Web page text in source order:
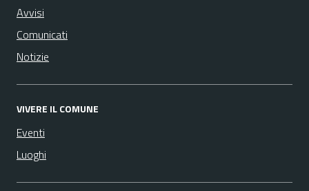
Avvisi
Comunicati
Notizie
VIVERE IL COMUNE
Eventi
Luoghi